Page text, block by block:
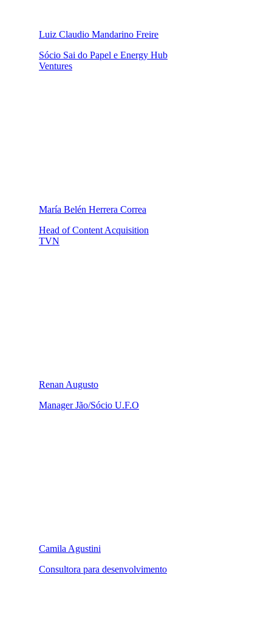
Luiz Claudio Mandarino Freire
Sócio Sai do Papel e Energy Hub
Ventures
María Belén Herrera Correa
Head of Content Acquisition
TVN
Renan Augusto
Manager Jão/Sócio U.F.O
Camila Agustini
Consultora para desenvolvimento